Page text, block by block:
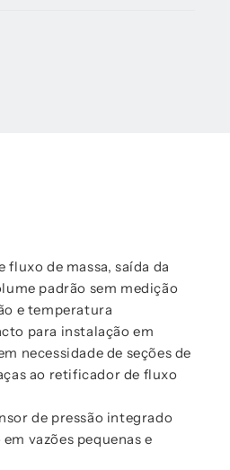
fluxo de massa, saída da
padrão sem medição
e temperatura
para instalação em
necessidade de seções de
ao retificador de fluxo
de pressão integrado
vazões pequenas e